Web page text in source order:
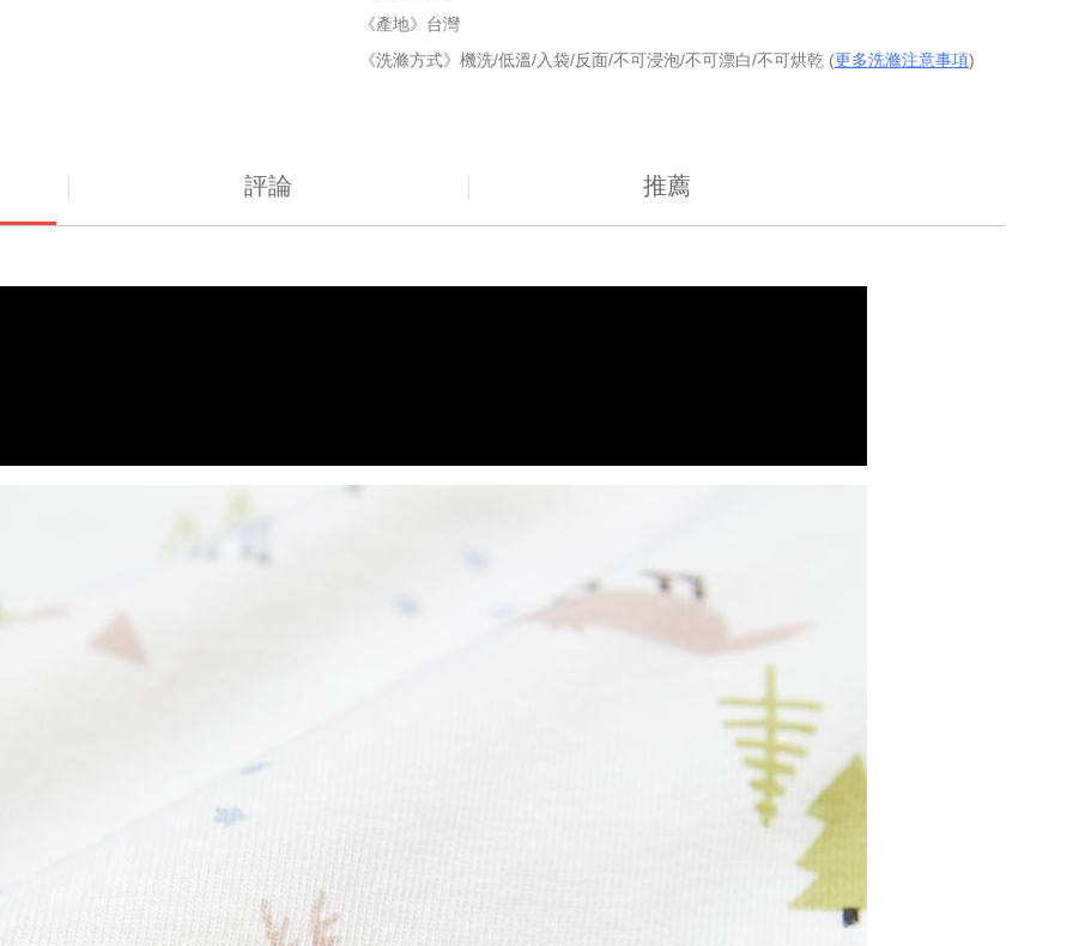
《產地》台灣
《洗滌方式》機洗/低溫/入袋/反面/不可浸泡/不可漂白/不可烘乾 (更多洗滌注意事項)
評論 推薦